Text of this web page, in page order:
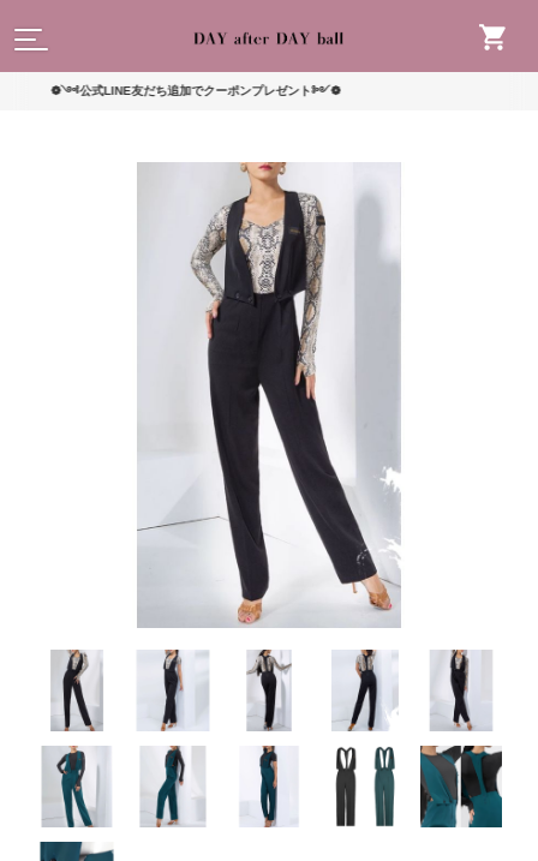
❁༺公式LINE友だち追加でクーポンプレゼント༻❁